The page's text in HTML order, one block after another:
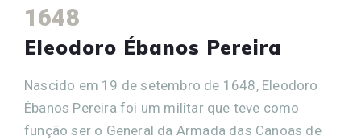
1648
Eleodoro Ébanos Pereira
Nascido em 19 de setembro de 1648, Eleodoro
Ébanos Pereira foi um militar que teve como
função ser o General da Armada das Canoas de